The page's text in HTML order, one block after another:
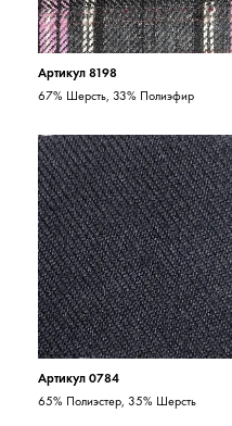
Артикул 8198
67% Шерсть, 33% Полиэфир
Артикул 0784
65% Полиэстер, 35% Шерсть